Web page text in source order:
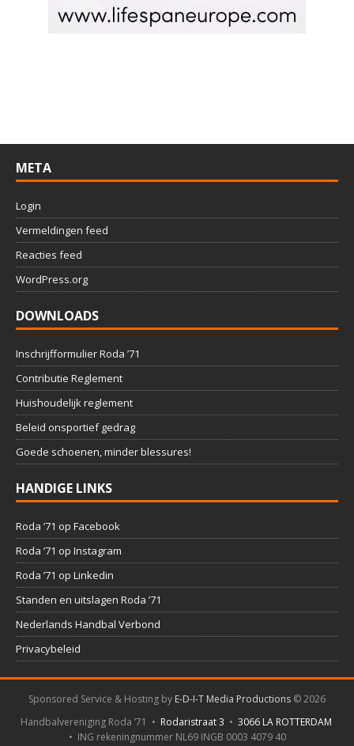
META
Login
Vermeldingen feed
Reacties feed
WordPress.org
DOWNLOADS
Inschrijfformulier Roda ’71
Contributie Reglement
Huishoudelijk reglement
Beleid onsportief gedrag
Goede schoenen, minder blessures!
HANDIGE LINKS
Roda ’71 op Facebook
Roda ’71 op Instagram
Roda ’71 op Linkedin
Standen en uitslagen Roda ’71
Nederlands Handbal Verbond
Privacybeleid
Sponsored Service & Hosting by E-D-I-T Media Productions ©2026
Handbalvereniging Roda ’71 • Rodaristraat 3 • 3066 LA ROTTERDAM
• ING rekeningnummer NL69 INGB 0003 4079 40